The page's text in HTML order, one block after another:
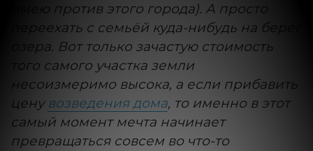
имею против этого города). А просто
переехать с семьёй куда-нибудь на берег
озера. Вот только зачастую стоимость
того самого участка земли
несоизмеримо высока, а если прибавить
цену возведения дома, то именно в этот
самый момент мечта начинает
превращаться совсем во что-то